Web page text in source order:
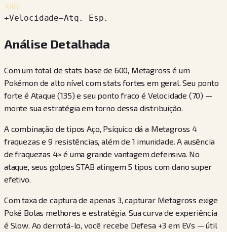
Jolly
+Velocidade−Atq. Esp.
Análise Detalhada
Com um total de stats base de 600, Metagross é um
Pokémon de alto nível com stats fortes em geral. Seu ponto
forte é Ataque (135) e seu ponto fraco é Velocidade (70) —
monte sua estratégia em torno dessa distribuição.
A combinação de tipos Aço, Psíquico dá a Metagross 4
fraquezas e 9 resistências, além de 1 imunidade. A ausência
de fraquezas 4× é uma grande vantagem defensiva. No
ataque, seus golpes STAB atingem 5 tipos com dano super
efetivo.
Com taxa de captura de apenas 3, capturar Metagross exige
Poké Bolas melhores e estratégia. Sua curva de experiência
é Slow. Ao derrotá-lo, você recebe Defesa +3 em EVs — útil